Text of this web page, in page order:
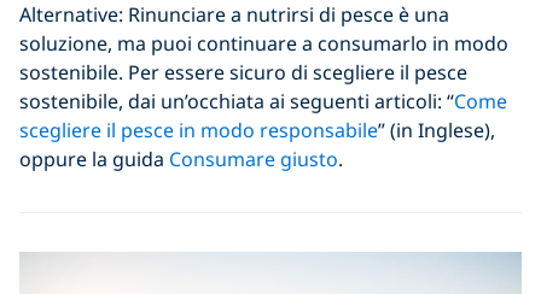
Alternative: Rinunciare a nutrirsi di pesce è una
soluzione, ma puoi continuare a consumarlo in modo
sostenibile. Per essere sicuro di scegliere il pesce
sostenibile, dai un’occhiata ai seguenti articoli: “Come
scegliere il pesce in modo responsabile” (in Inglese),
oppure la guida Consumare giusto.